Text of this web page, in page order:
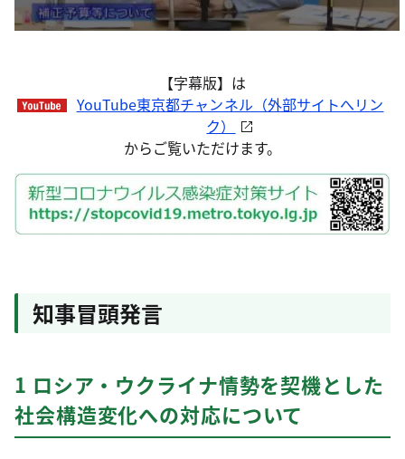
【字幕版】は
YouTube東京都チャンネル（外部サイトへリン
ク）
からご覧いただけます。
知事冒頭発言
1 ロシア・ウクライナ情勢を契機とした
社会構造変化への対応について